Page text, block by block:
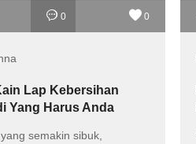
0 0
Lap Kebersihan
Yang Harus Anda
semakin sibuk,